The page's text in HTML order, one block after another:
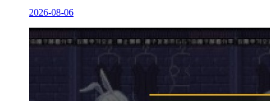
2026-08-06